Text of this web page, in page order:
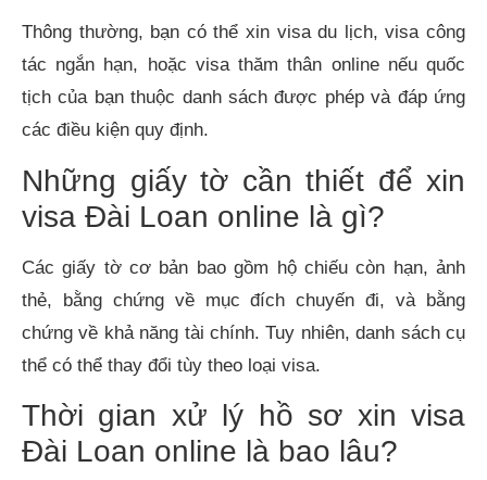
Thông thường, bạn có thể xin visa du lịch, visa công
tác ngắn hạn, hoặc visa thăm thân online nếu quốc
tịch của bạn thuộc danh sách được phép và đáp ứng
các điều kiện quy định.
Những giấy tờ cần thiết để xin
visa Đài Loan online là gì?
Các giấy tờ cơ bản bao gồm hộ chiếu còn hạn, ảnh
thẻ, bằng chứng về mục đích chuyến đi, và bằng
chứng về khả năng tài chính. Tuy nhiên, danh sách cụ
thể có thể thay đổi tùy theo loại visa.
Thời gian xử lý hồ sơ xin visa
Đài Loan online là bao lâu?